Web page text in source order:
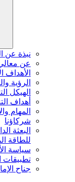
نبذة عن
عن معالي
الأهداف
الرؤية
الهيكل
أهداف
المهام
شركاؤنا
البعثة
للطاقة
سياسة
تطبيقات
جناح